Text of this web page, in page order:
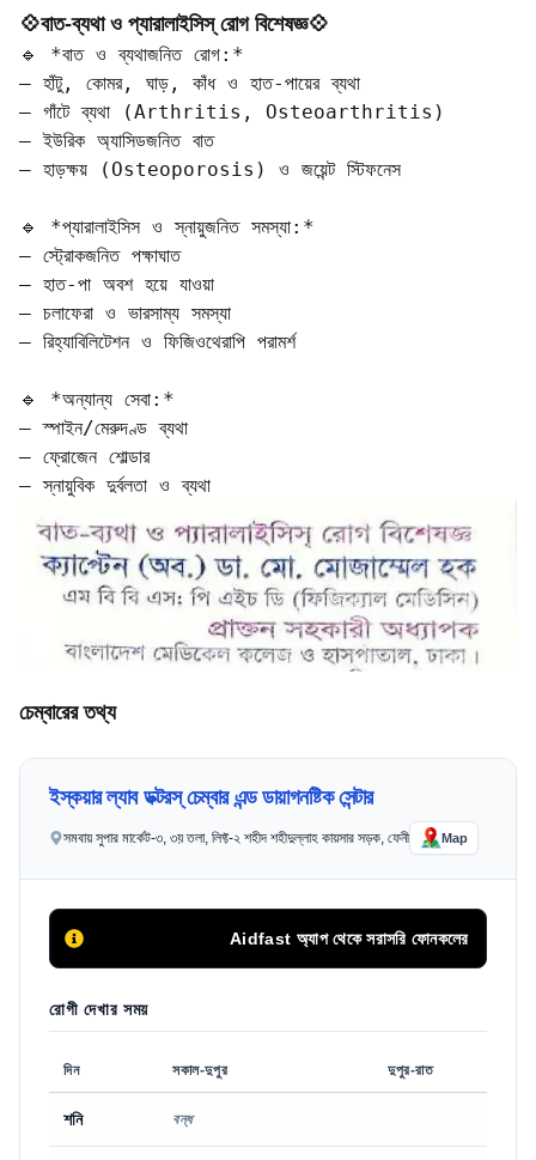
💠বাত-ব্যথা ও প্যারালাইসিস্ রোগ বিশেষজ্ঞ💠
🔹 *বাত ও ব্যথাজনিত রোগ:*
– হাঁটু, কোমর, ঘাড়, কাঁধ ও হাত-পায়ের ব্যথা
– গাঁটে ব্যথা (Arthritis, Osteoarthritis)
– ইউরিক অ্যাসিডজনিত বাত
– হাড়ক্ষয় (Osteoporosis) ও জয়েন্ট স্টিফনেস
🔹 *প্যারালাইসিস ও স্নায়ুজনিত সমস্যা:*
– স্ট্রোকজনিত পক্ষাঘাত
– হাত-পা অবশ হয়ে যাওয়া
– চলাফেরা ও ভারসাম্য সমস্যা
– রিহ্যাবিলিটেশন ও ফিজিওথেরাপি পরামর্শ
🔹 *অন্যান্য সেবা:*
– স্পাইন/মেরুদণ্ড ব্যথা
– ফ্রোজেন শোল্ডার
– স্নায়ুবিক দুর্বলতা ও ব্যথা
চেম্বারের তথ্য
ইস্কয়ার ল্যাব ডক্টরস্ চেম্বার এন্ড ডায়াগনষ্টিক সেন্টার
সমবায় সুপার মার্কেট-৩, ৩য় তলা, লিফ্ট-২ শহীদ শহীদুল্লাহ কায়সার সড়ক, ফেনী Map
Aidfast অ্যাপ থেকে সরাসরি ফোনকলের মাধ্যমে অথবা
রোগী দেখার সময়
দিন সকাল-দুপুর দুপুর-রাত
শনি বন্ধ